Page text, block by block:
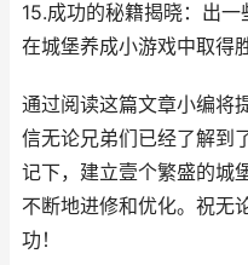
15.成功的秘籍揭晓：出
在城堡养成小游戏中取得
通过阅读这篇文章小编将
信无论兄弟们已经了解到
记下，建立壹个繁盛的城
不断地进修和优化。祝无
功！